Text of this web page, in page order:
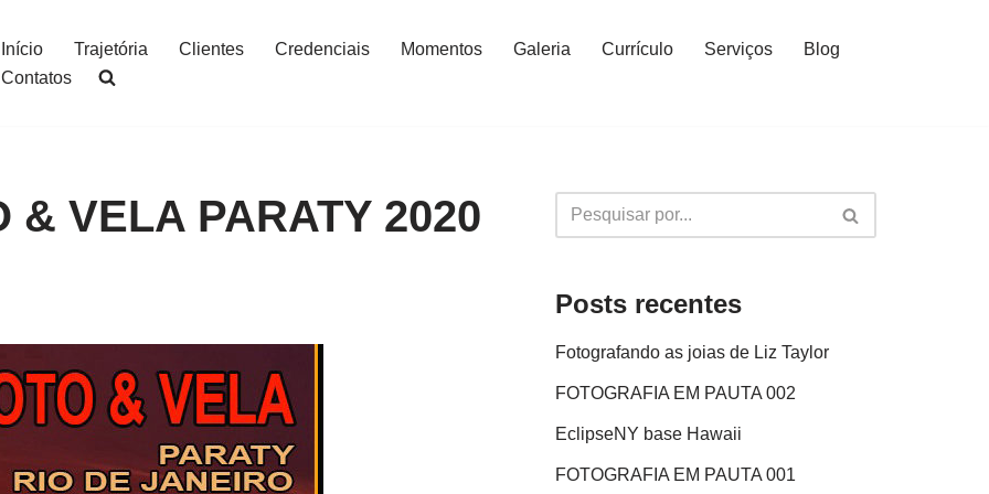
Início Trajetória Clientes Credenciais Momentos Galeria Currículo Serviços
Blog
Contatos
& VELA PARATY 2020
Posts recentes
Fotografando as joias de Liz Taylor
FOTOGRAFIA EM PAUTA 002
EclipseNY base Hawaii
FOTOGRAFIA EM PAUTA 001